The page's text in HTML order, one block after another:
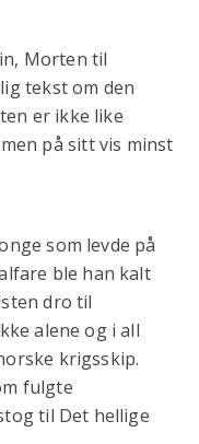
Morten til
tekst om den
er ikke like
på sitt vis minst
som levde på
ble han kalt
dro til
alene og i all
krigsskip.
fulgte
til Det hellige